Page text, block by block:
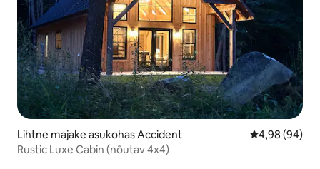
Lihtne majake asukohas Accident Keskmine
4,98 (94)
Rustic Luxe Cabin (nõutav 4x4)